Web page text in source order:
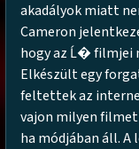
akadályok miatt
Cameron
hogy az Ĺ� filmjei
Elkészült egy
feltettek az
vajon milyen
ha módjában áll.